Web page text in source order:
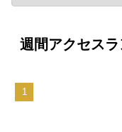
週間アクセス